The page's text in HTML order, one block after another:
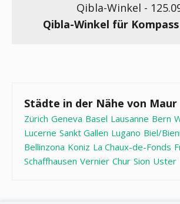
Qibla-Winkel -
Qibla-Winkel für
Städte in der Nähe von Maur
Zürich Geneva Basel Lausanne Bern
Lucerne Sankt Gallen Lugano Biel/
Bellinzona Koniz La Chaux-de-Fonds
Schaffhausen Vernier Chur Sion Uster